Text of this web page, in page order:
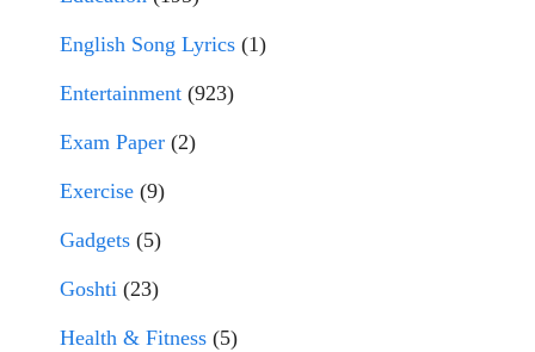
English Song Lyrics (1)
Entertainment (923)
Exam Paper (2)
Exercise (9)
Gadgets (5)
Goshti (23)
Health & Fitness (5)